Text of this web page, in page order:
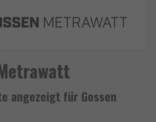
angezeigt für Gossen